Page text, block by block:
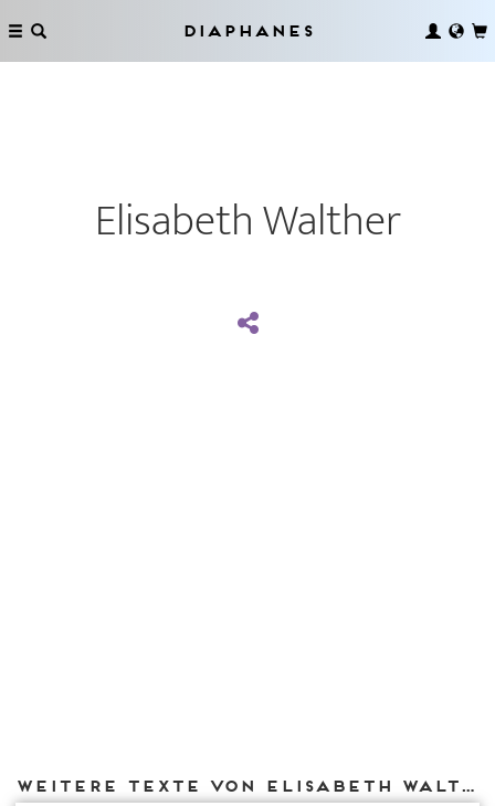
Diaphanes
Elisabeth Walther
Weitere Texte von Elisabeth Walther bei DIAPHANES